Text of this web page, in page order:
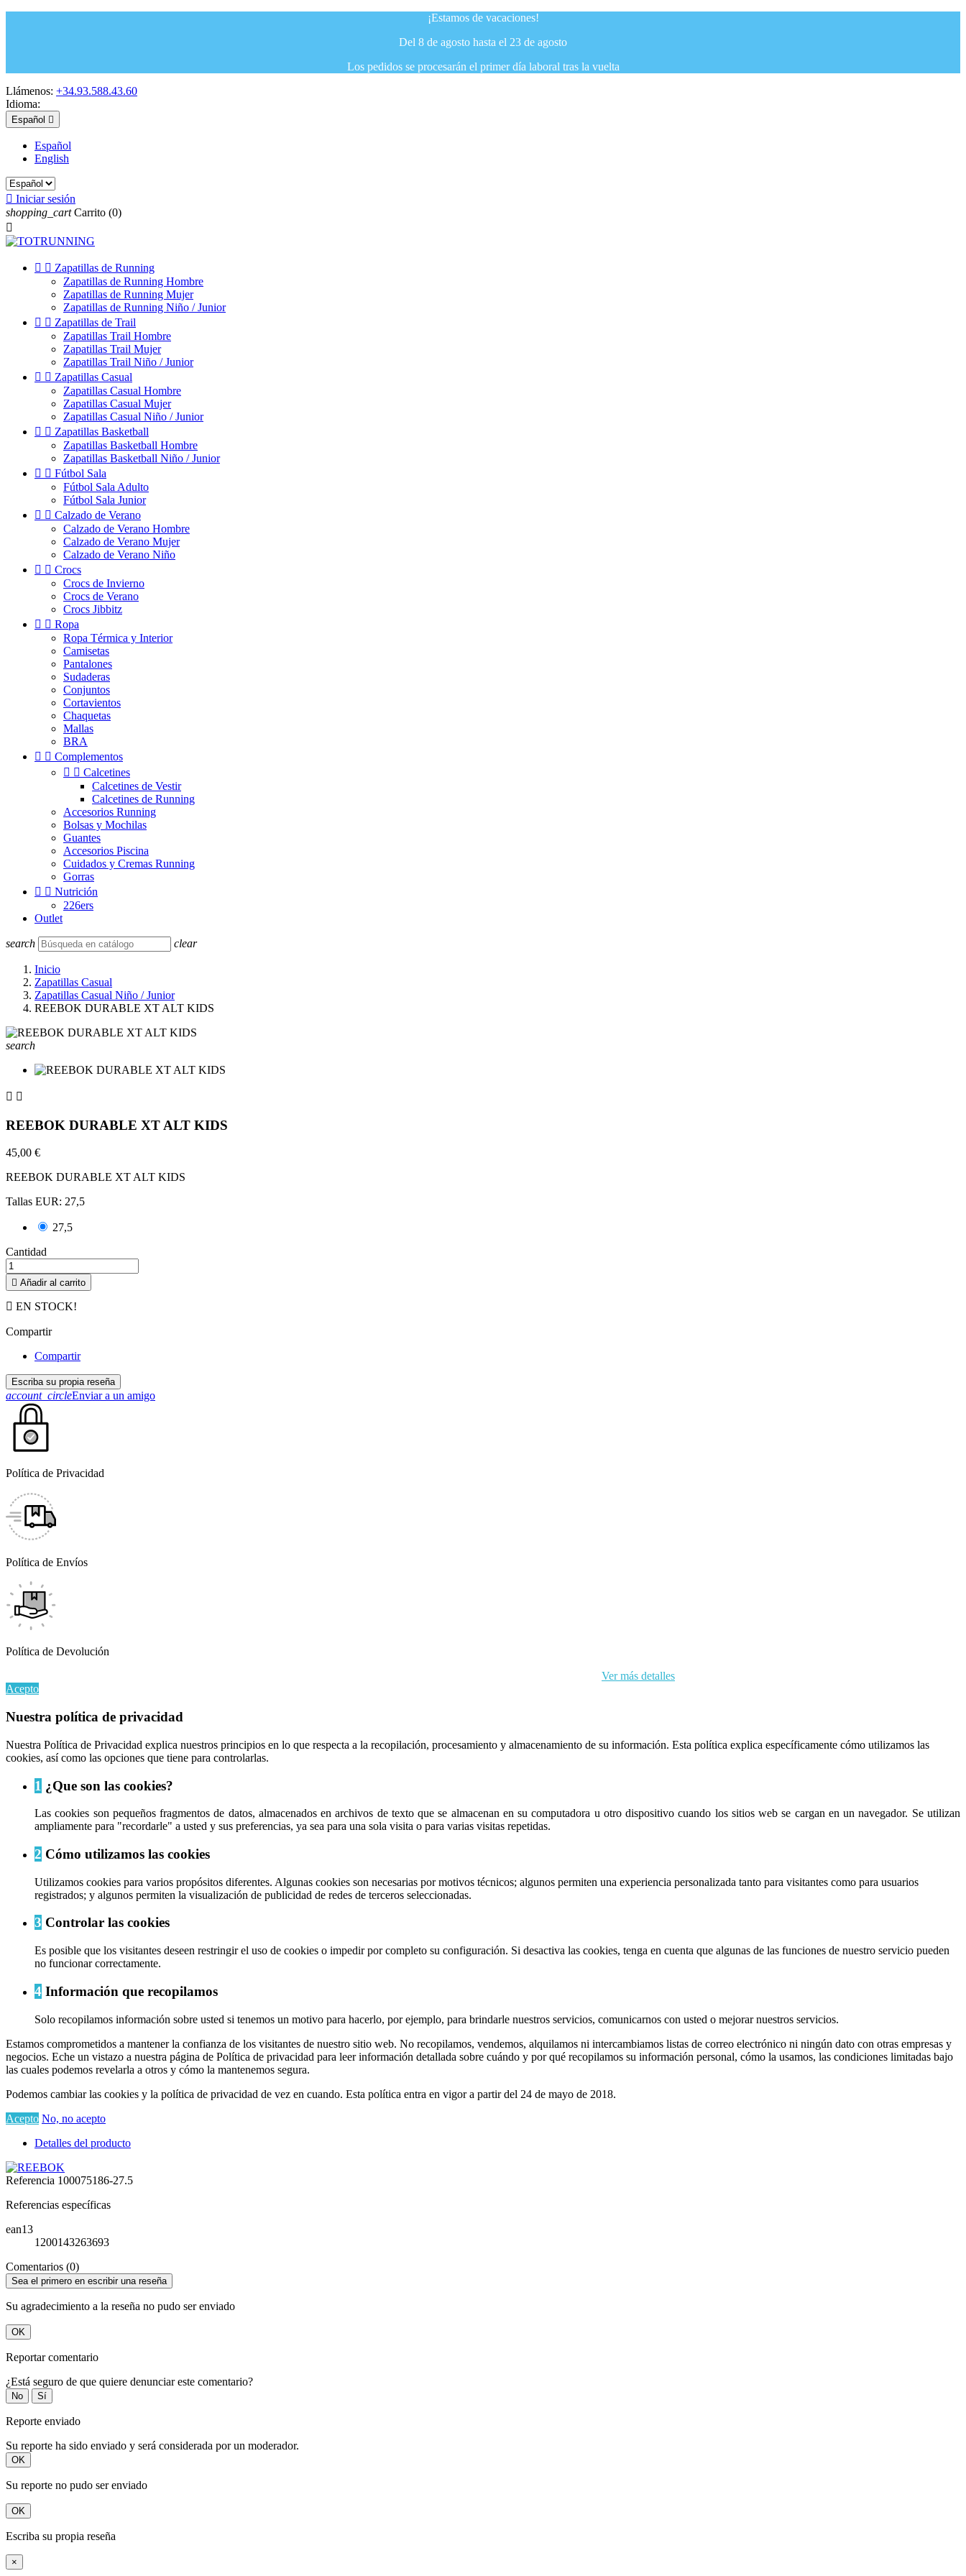
¡Estamos de vacaciones!
Del 8 de agosto hasta el 23 de agosto
Los pedidos se procesarán el primer día laboral tras la vuelta
Llámenos: +34.93.588.43.60
Idioma:
Español 
Español
English
 Iniciar sesión
shopping_cart Carrito (0)

  Zapatillas de Running
Zapatillas de Running Hombre
Zapatillas de Running Mujer
Zapatillas de Running Niño / Junior
  Zapatillas de Trail
Zapatillas Trail Hombre
Zapatillas Trail Mujer
Zapatillas Trail Niño / Junior
  Zapatillas Casual
Zapatillas Casual Hombre
Zapatillas Casual Mujer
Zapatillas Casual Niño / Junior
  Zapatillas Basketball
Zapatillas Basketball Hombre
Zapatillas Basketball Niño / Junior
  Fútbol Sala
Fútbol Sala Adulto
Fútbol Sala Junior
  Calzado de Verano
Calzado de Verano Hombre
Calzado de Verano Mujer
Calzado de Verano Niño
  Crocs
Crocs de Invierno
Crocs de Verano
Crocs Jibbitz
  Ropa
Ropa Térmica y Interior
Camisetas
Pantalones
Sudaderas
Conjuntos
Cortavientos
Chaquetas
Mallas
BRA
  Complementos
  Calcetines
Calcetines de Vestir
Calcetines de Running
Accesorios Running
Bolsas y Mochilas
Guantes
Accesorios Piscina
Cuidados y Cremas Running
Gorras
  Nutrición
226ers
Outlet
search clear
Inicio
Zapatillas Casual
Zapatillas Casual Niño / Junior
REEBOK DURABLE XT ALT KIDS
search
 
REEBOK DURABLE XT ALT KIDS
45,00 €
REEBOK DURABLE XT ALT KIDS
Tallas EUR: 27,5
27,5
Cantidad
 Añadir al carrito
 EN STOCK!
Compartir
Compartir
Escriba su propia reseña
account_circleEnviar a un amigo
Política de Privacidad
Política de Envíos
Política de Devolución
Ver más detalles
Acepto
Nuestra política de privacidad
Nuestra Política de Privacidad explica nuestros principios en lo que respecta a la recopilación, procesamiento y almacenamiento de su información. Esta política explica específicamente cómo utilizamos las
cookies, así como las opciones que tiene para controlarlas.
1 ¿Que son las cookies?
Las cookies son pequeños fragmentos de datos, almacenados en archivos de texto que se almacenan en su computadora u otro dispositivo cuando los sitios web se cargan en un navegador. Se utilizan
ampliamente para "recordarle" a usted y sus preferencias, ya sea para una sola visita o para varias visitas repetidas.
2 Cómo utilizamos las cookies
Utilizamos cookies para varios propósitos diferentes. Algunas cookies son necesarias por motivos técnicos; algunos permiten una experiencia personalizada tanto para visitantes como para usuarios
registrados; y algunos permiten la visualización de publicidad de redes de terceros seleccionadas.
3 Controlar las cookies
Es posible que los visitantes deseen restringir el uso de cookies o impedir por completo su configuración. Si desactiva las cookies, tenga en cuenta que algunas de las funciones de nuestro servicio pueden
no funcionar correctamente.
4 Información que recopilamos
Solo recopilamos información sobre usted si tenemos un motivo para hacerlo, por ejemplo, para brindarle nuestros servicios, comunicarnos con usted o mejorar nuestros servicios.
Estamos comprometidos a mantener la confianza de los visitantes de nuestro sitio web. No recopilamos, vendemos, alquilamos ni intercambiamos listas de correo electrónico ni ningún dato con otras empresas y
negocios. Eche un vistazo a nuestra página de Política de privacidad para leer información detallada sobre cuándo y por qué recopilamos su información personal, cómo la usamos, las condiciones limitadas bajo
las cuales podemos revelarla a otros y cómo la mantenemos segura.
Podemos cambiar las cookies y la política de privacidad de vez en cuando. Esta política entra en vigor a partir del 24 de mayo de 2018.
Acepto No, no acepto
Detalles del producto
Referencia 100075186-27.5
Referencias específicas
ean13
1200143263693
Comentarios (0)
Sea el primero en escribir una reseña
Su agradecimiento a la reseña no pudo ser enviado
OK
Reportar comentario
¿Está seguro de que quiere denunciar este comentario?
No Sí
Reporte enviado
Su reporte ha sido enviado y será considerada por un moderador.
OK
Su reporte no pudo ser enviado
OK
Escriba su propia reseña
×